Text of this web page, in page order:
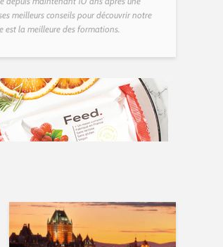
meilleurs conseils pour découvrir notre
est la meilleure des formations.